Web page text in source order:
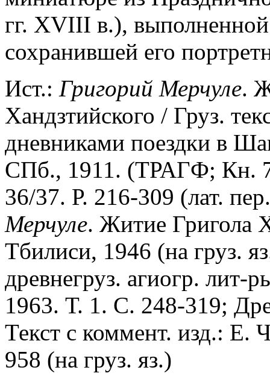
гг. XVIII в.),
сохранившей его
Ист.: Григорий Мерчуле.
Хандзтийского / Груз.
дневниками поездки в
СПб., 1911. (ТРАГФ; Кн.
36/37. Р. 216-309 (лат.
Мерчуле. Житие Григола
Тбилиси, 1946 (на груз.
древнегруз. агиогр.
1963. Т. 1. С. 248-319;
Текст с коммент. изд.: Е.
958 (на груз. яз.)